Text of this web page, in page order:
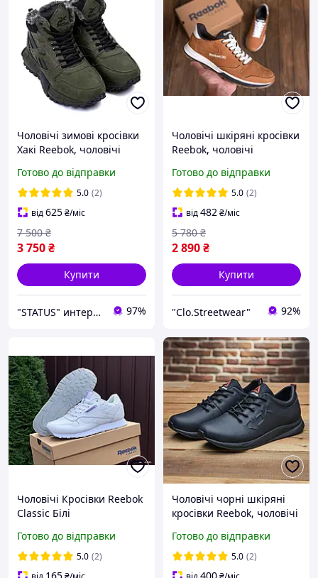
Чоловічі зимові кросівки
Хакі Reebok, чоловічі
чоловічі зимові кросівки
Готово до відправки
5.0 (2)
від625₴/міс
3 750₴
7 500 ₴
Купити
"STATUS" интернет магазин мужской и женской обуви 97%
Чоловічі шкіряні кросівки
Reebok, чоловічі
чоловічі кросівки з
натуральної шкіри
Готово до відправки
5.0 (2)
від482₴/міс
2 890₴
5 780 ₴
Купити
"Clo.Streetwear" 92%
Чоловічі Кросівки Reebok
Classic Білі
Готово до відправки
5.0 (2)
Чоловічі чорні шкіряні
кросівки Reebok, чоловічі
шкіряні кросівки для
чоловіків
Готово до відправки
5.0 (2)